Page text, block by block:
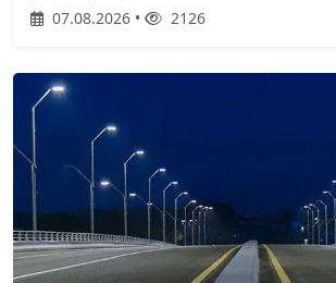
07.08.2026 • 2126